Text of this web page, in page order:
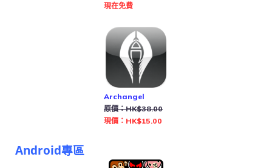
現在免費
Archangel
原價：HK$38.00
現價：HK$15.00
Android專區